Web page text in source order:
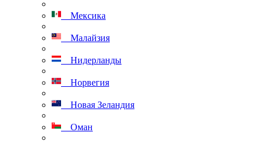
Мексика
Малайзия
Нидерланды
Норвегия
Новая Зеландия
Оман